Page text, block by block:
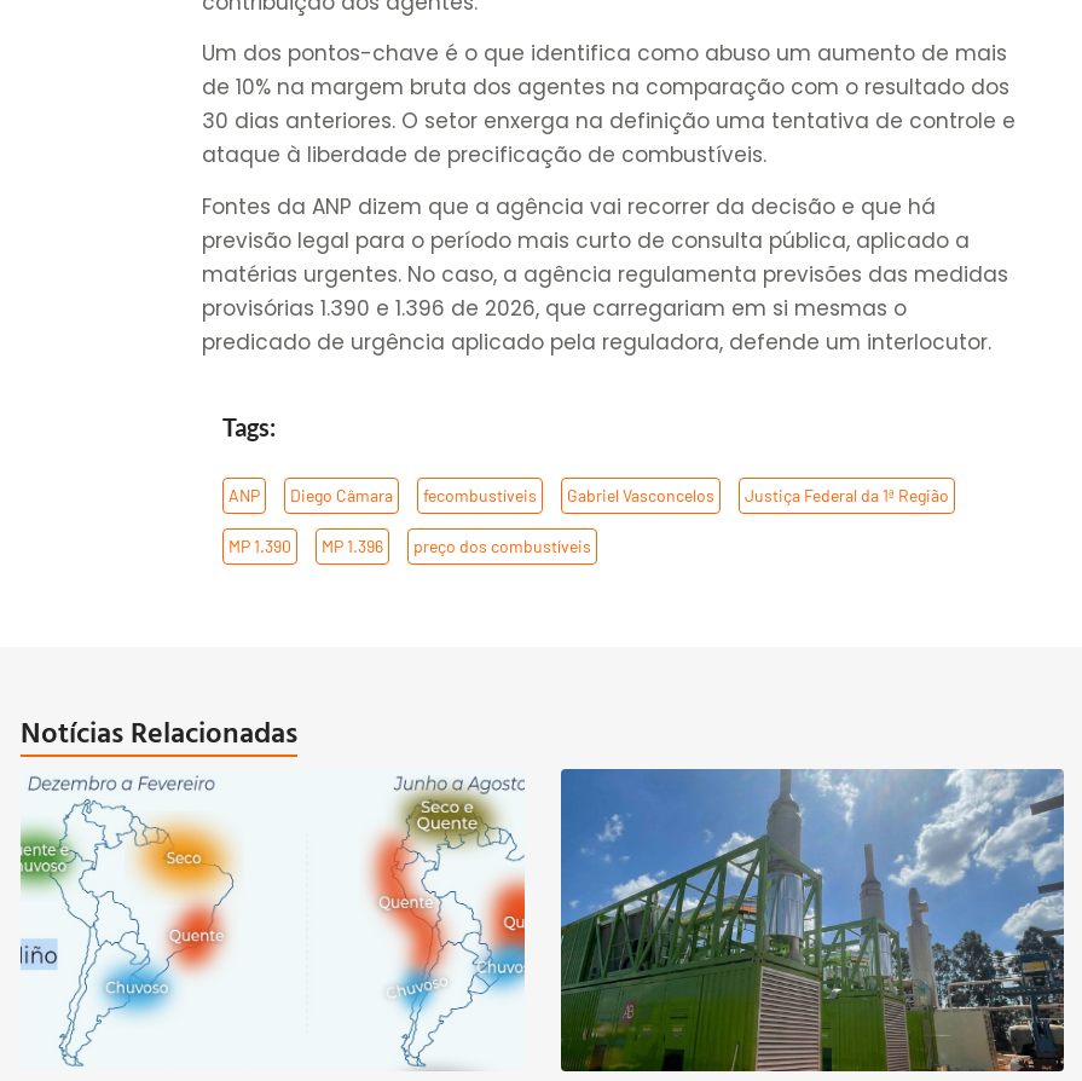
Um dos pontos-chave é o que identifica como abuso um aumento de mais
de 10% na margem bruta dos agentes na comparação com o resultado dos
30 dias anteriores. O setor enxerga na definição uma tentativa de controle e
ataque à liberdade de precificação de combustíveis.
Fontes da ANP dizem que a agência vai recorrer da decisão e que há
previsão legal para o período mais curto de consulta pública, aplicado a
matérias urgentes. No caso, a agência regulamenta previsões das medidas
provisórias 1.390 e 1.396 de 2026, que carregariam em si mesmas o
predicado de urgência aplicado pela reguladora, defende um interlocutor.
Tags:
ANP Diego Câmara fecombustíveis Gabriel Vasconcelos Justiça Federal da 1ª Região
MP 1.390 MP 1.396 preço dos combustíveis
Notícias Relacionadas